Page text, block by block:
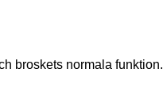
broskets normala funktion.